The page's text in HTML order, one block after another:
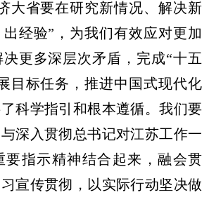
大省要在研究新情况、解决新
经验”，为我们有效应对更加
更多深层次矛盾，完成“十五
目标任务，推进中国式现代化
科学指引和根本遵循。我们要
深入贯彻总书记对江苏工作一
要指示精神结合起来，融会贯
宣传贯彻，以实际行动坚决做